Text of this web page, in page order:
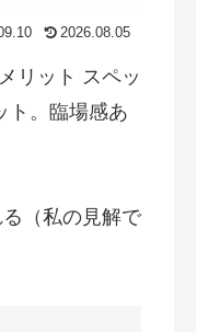
2026.08.05
リット スペッ
ト。臨場感あ
（私の見解で